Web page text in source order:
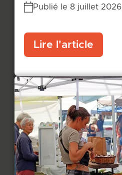
Publié le 8 juillet 2026
Lire l'article